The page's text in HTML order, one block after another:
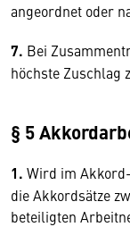
angeordnet oder
7. Bei
höchste Zuschlag
§ 5
1. Wird im
die Akkordsätze
beteiligten